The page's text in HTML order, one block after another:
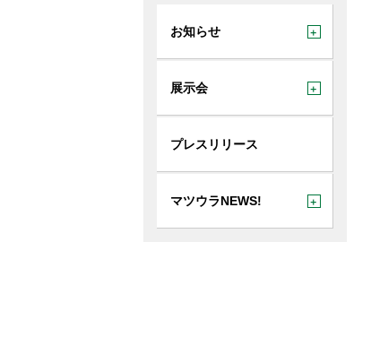
お知らせ
展示会
プレスリリース
マツウラNEWS!